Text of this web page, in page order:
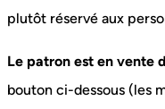
plutôt réservé aux
Le patron est en vente
bouton ci-dessous (les